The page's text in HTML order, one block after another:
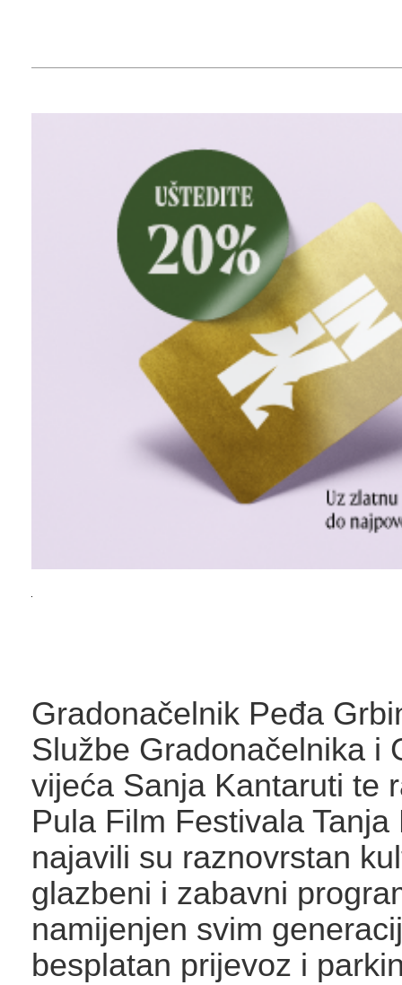
Gradonačelnik Peđa
Službe Gradonačelnika i
vijeća Sanja Kantaruti te
Pula Film Festivala Tanja
najavili su raznovrstan
glazbeni i zabavni
namijenjen svim
besplatan prijevoz i